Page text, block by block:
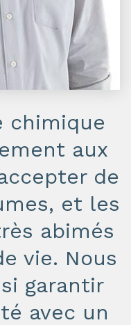
chimique
aux
de
et les
abimés
vie. Nous
garantir
avec un